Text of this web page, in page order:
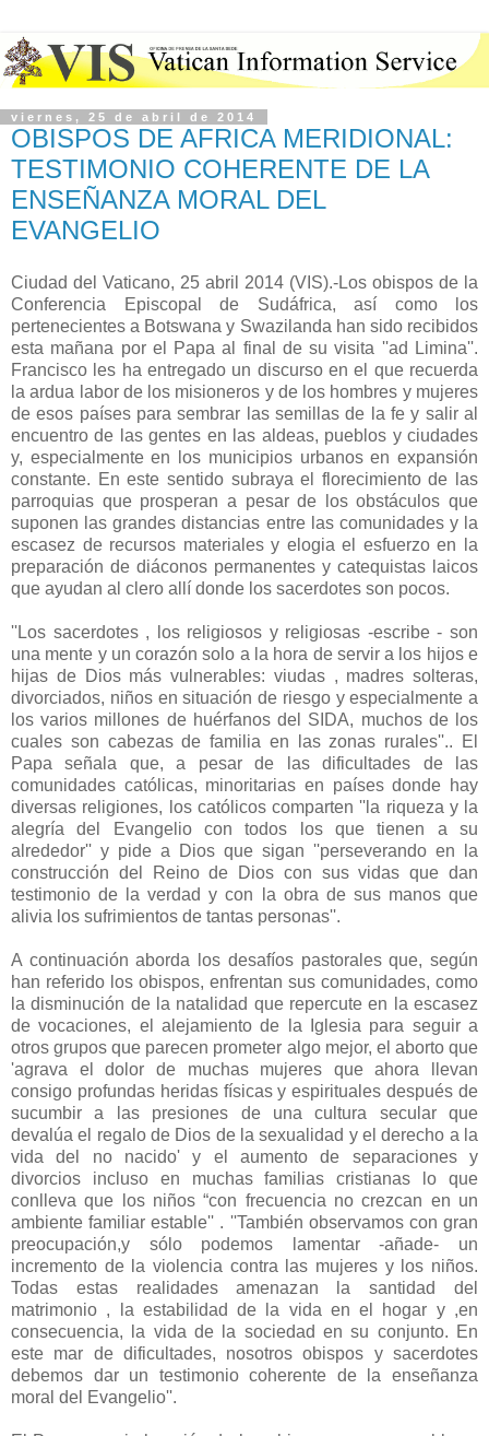
viernes, 25 de abril de 2014
OBISPOS DE AFRICA MERIDIONAL:
TESTIMONIO COHERENTE DE LA
ENSEÑANZA MORAL DEL
EVANGELIO
Ciudad del Vaticano, 25 abril 2014 (VIS).-Los obispos de la
Conferencia Episcopal de Sudáfrica, así como los
pertenecientes a Botswana y Swazilanda han sido recibidos
esta mañana por el Papa al final de su visita ''ad Limina''.
Francisco les ha entregado un discurso en el que recuerda
la ardua labor de los misioneros y de los hombres y mujeres
de esos países para sembrar las semillas de la fe y salir al
encuentro de las gentes en las aldeas, pueblos y ciudades
y, especialmente en los municipios urbanos en expansión
constante. En este sentido subraya el florecimiento de las
parroquias que prosperan a pesar de los obstáculos que
suponen las grandes distancias entre las comunidades y la
escasez de recursos materiales y elogia el esfuerzo en la
preparación de diáconos permanentes y catequistas laicos
que ayudan al clero allí donde los sacerdotes son pocos.
''Los sacerdotes , los religiosos y religiosas -escribe - son
una mente y un corazón solo a la hora de servir a los hijos e
hijas de Dios más vulnerables: viudas , madres solteras,
divorciados, niños en situación de riesgo y especialmente a
los varios millones de huérfanos del SIDA, muchos de los
cuales son cabezas de familia en las zonas rurales''.. El
Papa señala que, a pesar de las dificultades de las
comunidades católicas, minoritarias en países donde hay
diversas religiones, los católicos comparten ''la riqueza y la
alegría del Evangelio con todos los que tienen a su
alrededor'' y pide a Dios que sigan ''perseverando en la
construcción del Reino de Dios con sus vidas que dan
testimonio de la verdad y con la obra de sus manos que
alivia los sufrimientos de tantas personas''.
A continuación aborda los desafíos pastorales que, según
han referido los obispos, enfrentan sus comunidades, como
la disminución de la natalidad que repercute en la escasez
de vocaciones, el alejamiento de la Iglesia para seguir a
otros grupos que parecen prometer algo mejor, el aborto que
'agrava el dolor de muchas mujeres que ahora llevan
consigo profundas heridas físicas y espirituales después de
sucumbir a las presiones de una cultura secular que
devalúa el regalo de Dios de la sexualidad y el derecho a la
vida del no nacido' y el aumento de separaciones y
divorcios incluso en muchas familias cristianas lo que
conlleva que los niños “con frecuencia no crezcan en un
ambiente familiar estable'' . ''También observamos con gran
preocupación,y sólo podemos lamentar -añade- un
incremento de la violencia contra las mujeres y los niños.
Todas estas realidades amenazan la santidad del
matrimonio , la estabilidad de la vida en el hogar y ,en
consecuencia, la vida de la sociedad en su conjunto. En
este mar de dificultades, nosotros obispos y sacerdotes
debemos dar un testimonio coherente de la enseñanza
moral del Evangelio''.